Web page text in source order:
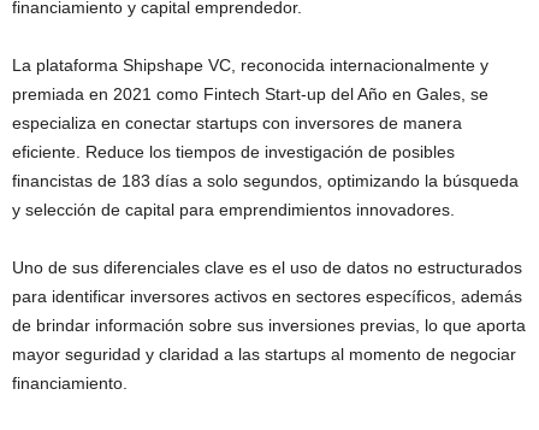
financiamiento y capital emprendedor.
La plataforma Shipshape VC, reconocida internacionalmente y
premiada en 2021 como Fintech Start-up del Año en Gales, se
especializa en conectar startups con inversores de manera
eficiente. Reduce los tiempos de investigación de posibles
financistas de 183 días a solo segundos, optimizando la búsqueda
y selección de capital para emprendimientos innovadores.
Uno de sus diferenciales clave es el uso de datos no estructurados
para identificar inversores activos en sectores específicos, además
de brindar información sobre sus inversiones previas, lo que aporta
mayor seguridad y claridad a las startups al momento de negociar
financiamiento.